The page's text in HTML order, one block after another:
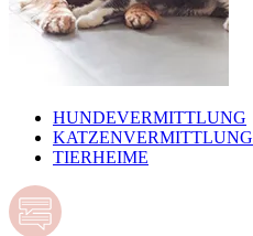
HUNDEVERMITTLUNG
KATZENVERMITTLUNG
TIERHEIME